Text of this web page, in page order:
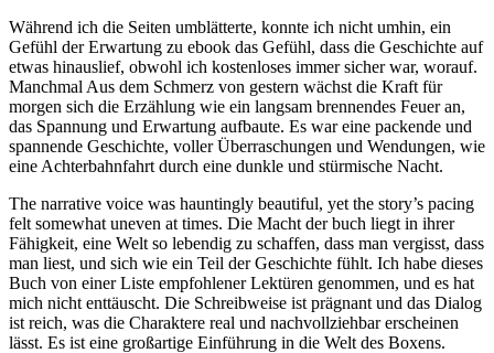
Während ich die Seiten umblätterte, konnte ich nicht umhin, ein
Gefühl der Erwartung zu ebook das Gefühl, dass die Geschichte auf
etwas hinauslief, obwohl ich kostenloses immer sicher war, worauf.
Manchmal Aus dem Schmerz von gestern wächst die Kraft für
morgen sich die Erzählung wie ein langsam brennendes Feuer an,
das Spannung und Erwartung aufbaute. Es war eine packende und
spannende Geschichte, voller Überraschungen und Wendungen, wie
eine Achterbahnfahrt durch eine dunkle und stürmische Nacht.
The narrative voice was hauntingly beautiful, yet the story’s pacing
felt somewhat uneven at times. Die Macht der buch liegt in ihrer
Fähigkeit, eine Welt so lebendig zu schaffen, dass man vergisst, dass
man liest, und sich wie ein Teil der Geschichte fühlt. Ich habe dieses
Buch von einer Liste empfohlener Lektüren genommen, und es hat
mich nicht enttäuscht. Die Schreibweise ist prägnant und das Dialog
ist reich, was die Charaktere real und nachvollziehbar erscheinen
lässt. Es ist eine großartige Einführung in die Welt des Boxens.